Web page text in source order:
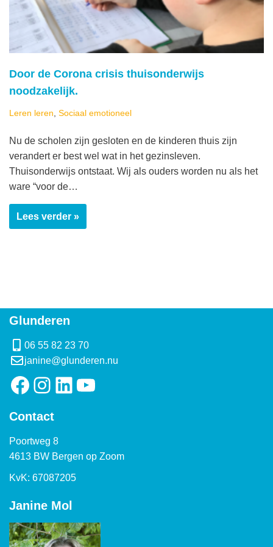
Door de Corona crisis thuisonderwijs
noodzakelijk.
Leren leren Sociaal emotioneel
Nu de scholen zijn gesloten en de kinderen thuis zijn
verandert er best wel wat in het gezinsleven.
Thuisonderwijs ontstaat. Wij als ouders worden nu als het
ware “voor de…
Lees verder »
Glunderen
06 55 82 23 70
janine@glunderen.nu
Contact
Poortweg 8
4613 BW Bergen op Zoom
KvK: 67087205
Janine Mol